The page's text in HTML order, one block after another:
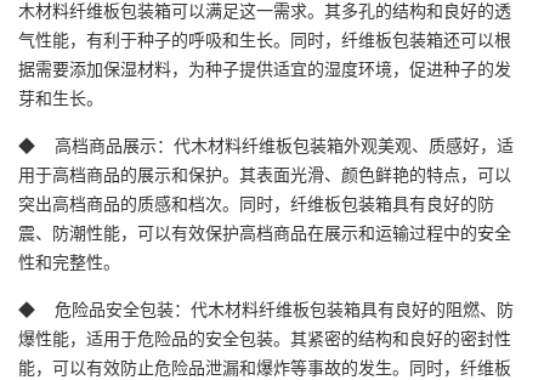
木材料纤维板包装箱可以满足这一需求。其多孔的结构和良好的透
气性能，有利于种子的呼吸和生长。同时，纤维板包装箱还可以根
据需要添加保湿材料，为种子提供适宜的湿度环境，促进种子的发
芽和生长。
◆ 高档商品展示：代木材料纤维板包装箱外观美观、质感好，适
用于高档商品的展示和保护。其表面光滑、颜色鲜艳的特点，可以
突出高档商品的质感和档次。同时，纤维板包装箱具有良好的防
震、防潮性能，可以有效保护高档商品在展示和运输过程中的安全
性和完整性。
◆ 危险品安全包装：代木材料纤维板包装箱具有良好的阻燃、防
爆性能，适用于危险品的安全包装。其紧密的结构和良好的密封性
能，可以有效防止危险品泄漏和爆炸等事故的发生。同时，纤维板